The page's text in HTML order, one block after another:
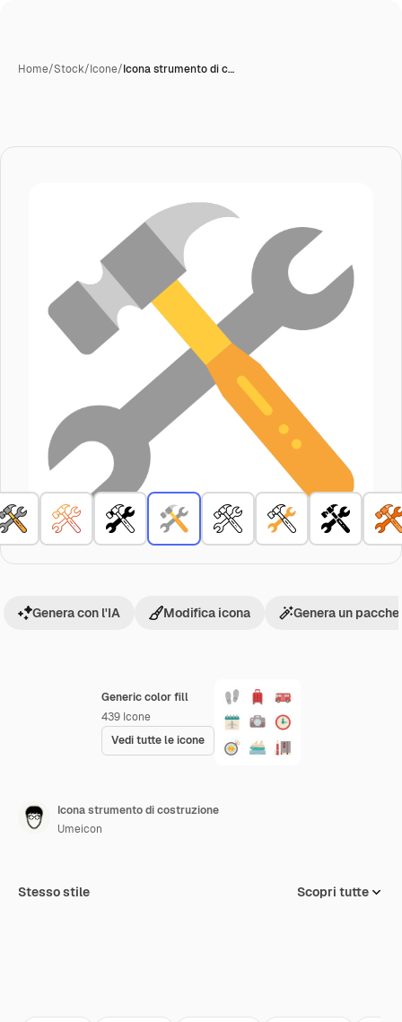
Home/Stock/Icone/Icona strumento di c…
Generic color fill
439 Icone
Vedi tutte le icone
Genera con l'IA Modifica icona Genera un
Icona strumento di costruzione
Umeicon
Stesso stile Scopri tutte